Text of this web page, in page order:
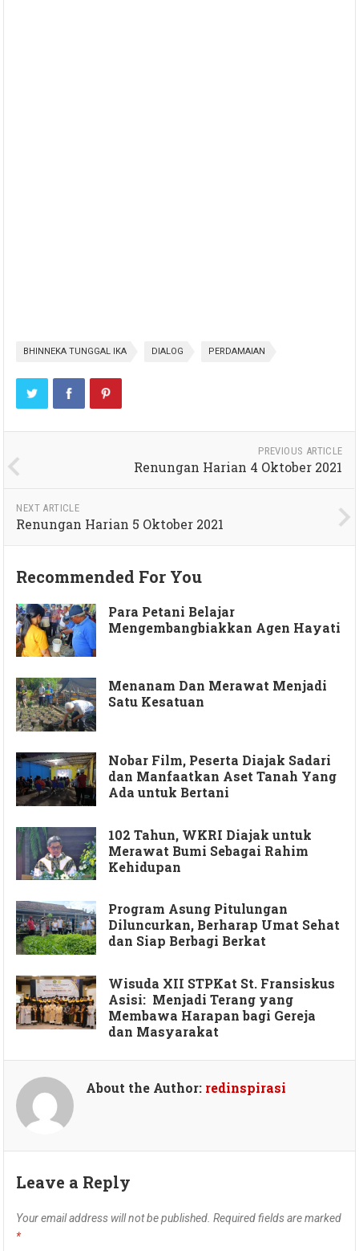
BHINNEKA TUNGGAL IKA DIALOG PERDAMAIAN
PREVIOUS ARTICLE
Renungan Harian 4 Oktober 2021
NEXT ARTICLE
Renungan Harian 5 Oktober 2021
Recommended For You
Para Petani Belajar
Mengembangbiakkan Agen Hayati
Menanam Dan Merawat Menjadi
Satu Kesatuan
Nobar Film, Peserta Diajak Sadari
dan Manfaatkan Aset Tanah Yang
Ada untuk Bertani
102 Tahun, WKRI Diajak untuk
Merawat Bumi Sebagai Rahim
Kehidupan
Program Asung Pitulungan
Diluncurkan, Berharap Umat Sehat
dan Siap Berbagi Berkat
Wisuda XII STPKat St. Fransiskus
Asisi: Menjadi Terang yang
Membawa Harapan bagi Gereja
dan Masyarakat
About the Author: redinspirasi
Leave a Reply
Your email address will not be published. Required fields are marked
*